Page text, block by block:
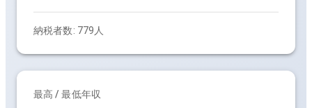
納税者数: 779人
最高 / 最低年収